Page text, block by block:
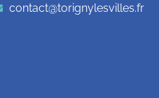
contact@torignylesvilles.fr